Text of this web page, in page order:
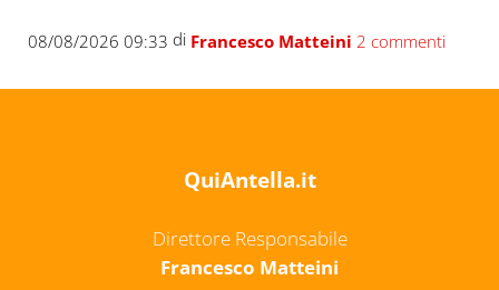
08/08/2026 09:33 di Francesco Matteini 2 commenti
QuiAntella.it
Direttore Responsabile
Francesco Matteini